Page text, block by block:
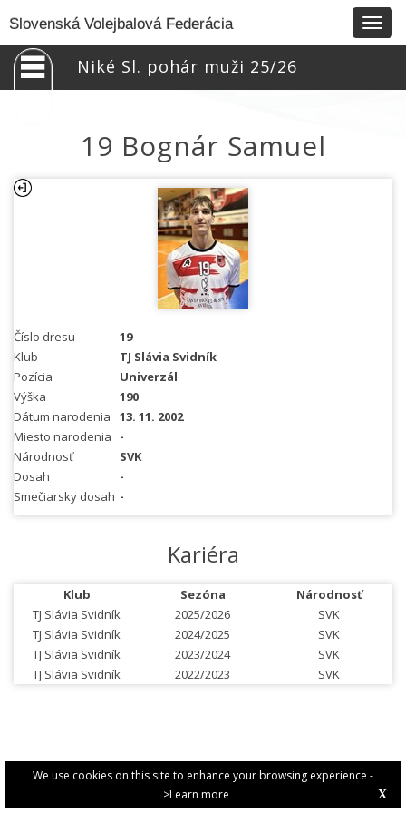
We use cookies on this site to enhance your browsing experience -
>Learn more
X
Slovenská Volejbalová Federácia
Niké Sl. pohár muži 25/26
19 Bognár Samuel
Číslo dresu
19
Klub
TJ Slávia Svidník
Pozícia
Univerzál
Výška
190
Dátum narodenia
13. 11. 2002
Miesto narodenia
-
Národnosť
SVK
Dosah
-
Smečiarsky dosah -
Kariéra
Klub Sezóna
Národnosť
TJ Slávia Svidník
2025/2026
SVK
TJ Slávia Svidník
2024/2025
SVK
TJ Slávia Svidník
2023/2024
SVK
TJ Slávia Svidník
2022/2023 SVK